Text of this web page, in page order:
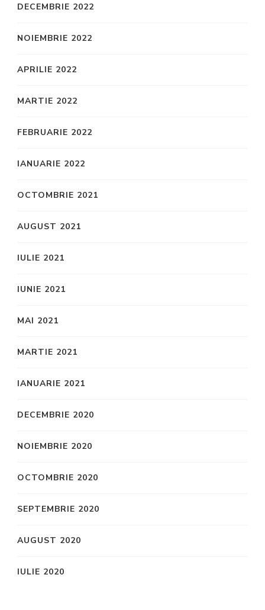
DECEMBRIE 2022
NOIEMBRIE 2022
APRILIE 2022
MARTIE 2022
FEBRUARIE 2022
IANUARIE 2022
OCTOMBRIE 2021
AUGUST 2021
IULIE 2021
IUNIE 2021
MAI 2021
MARTIE 2021
IANUARIE 2021
DECEMBRIE 2020
NOIEMBRIE 2020
OCTOMBRIE 2020
SEPTEMBRIE 2020
AUGUST 2020
IULIE 2020